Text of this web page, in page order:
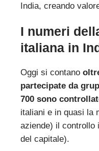
India, creando
I numeri
italiana in
Oggi si contano
partecipate da
700 sono
italiani e in quasi la
aziende) il controllo
del capitale).